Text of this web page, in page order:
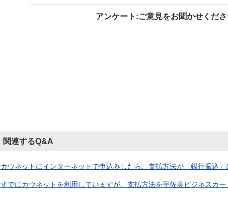
アンケート:ご意見をお聞かせくだ
関連するQ&A
カウネットにインターネットで申込みしたら、支払方法が「銀行振込」
すでにカウネットを利用していますが、支払方法を宇佐美ビジネスカー